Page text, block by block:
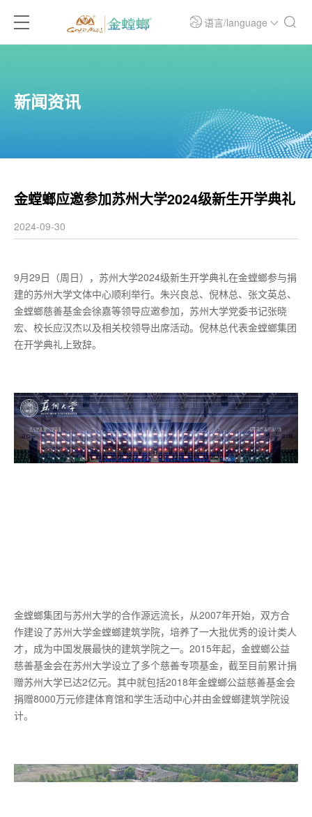
语言/language
新闻资讯
金螳螂应邀参加苏州大学2024级新生开学典礼
2024-09-30
9月29日（周日），苏州大学2024级新生开学典礼在金螳螂参与捐
建的苏州大学文体中心顺利举行。朱兴良总、倪林总、张文英总、
金螳螂慈善基金会徐嘉等领导应邀参加，苏州大学党委书记张晓
宏、校长应汉杰以及相关校领导出席活动。倪林总代表金螳螂集团
在开学典礼上致辞。
金螳螂集团与苏州大学的合作源远流长，从2007年开始，双方合
作建设了苏州大学金螳螂建筑学院，培养了一大批优秀的设计类人
才，成为中国发展最快的建筑学院之一。2015年起，金螳螂公益
慈善基金会在苏州大学设立了多个慈善专项基金，截至目前累计捐
赠苏州大学已达2亿元。其中就包括2018年金螳螂公益慈善基金会
捐赠8000万元修建体育馆和学生活动中心并由金螳螂建筑学院设
计。